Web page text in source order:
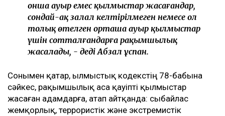
онша ауыр емес қылмыстар жасағандар,
сондай-ақ залал келтірілмеген немесе ол
толық өтелген орташа ауыр қылмыстар
үшін сотталғандарға рақымшылық
жасалады, - деді Абзал Құспан.
Сонымен қатар, Қылмыстық кодекстің 78-бабына
сәйкес, рақымшылық аса қауіпті қылмыстар
жасаған адамдарға, атап айтқанда: сыбайлас
жемқорлық, террористік және экстремистік